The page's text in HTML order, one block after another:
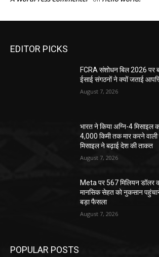
EDITOR PICKS
FCRA संशोधन बिल 2026 पर
ईसाई संगठनों ने क्यों जताई
August 7, 2026
भारत ने किया अग्नि-4 मिसाइल
4,000 किमी तक मार करने
मिसाइल ने बढ़ाई देश की ताकत
August 7, 2026
Meta पर 567 मिलियन डॉलर
मानसिक सेहत को नुकसान
बड़ा फैसला
August 7, 2026
POPULAR POSTS